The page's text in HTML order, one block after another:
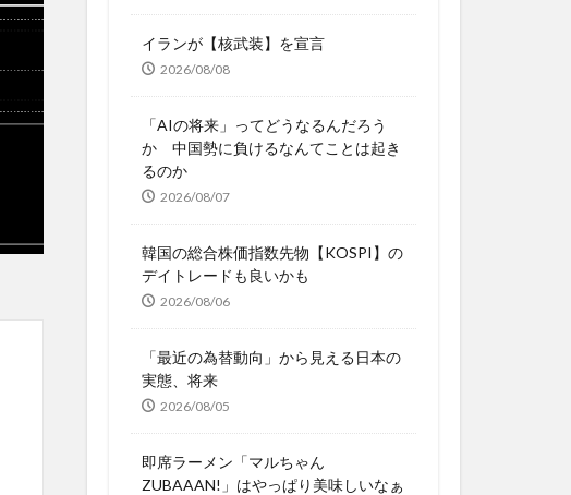
イランが【核武装】を宣言
2026/08/08
「AIの将来」ってどうなるんだろう
か 中国勢に負けるなんてことは起き
るのか
2026/08/07
韓国の総合株価指数先物【KOSPI】の
デイトレードも良いかも
2026/08/06
「最近の為替動向」から見える日本の
実態、将来
2026/08/05
即席ラーメン「マルちゃん
ZUBAAAN!」はやっぱり美味しいなぁ